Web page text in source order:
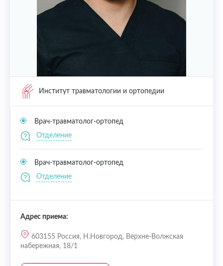
Институт травматологии и ортопедии
Врач-травматолог-ортопед
Отделение
Врач-травматолог-ортопед
Отделение
Адрес приема:
603155 Россия, Н.Новгород, Верхне-Волжская
набережная, 18/1